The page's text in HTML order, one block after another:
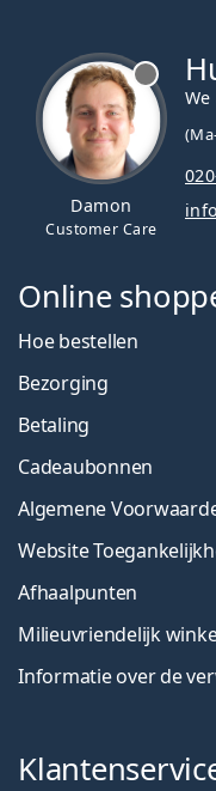
Damon
Customer Care
Online
Hoe bestellen
Bezorging
Betaling
Cadeaubonnen
Algemene
Website
Afhaalpunten
Milieuvriendelijk
Informatie over de